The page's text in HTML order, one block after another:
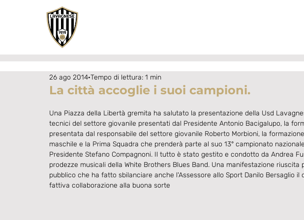
La città accoglie i suoi campioni.
26 ago 2014 Tempo di lettura: 1 min
Una Piazza della Libertà gremita ha salutato la presentazione della Usd
tecnici del settore giovanile presentati dal Presidente Antonio Bacigalupo, la
presentata dal responsabile del settore giovanile Roberto Morbioni, la
maschile e la Prima Squadra che prenderà parte al suo 13° campionato
Presidente Stefano Compagnoni. Il tutto è stato gestito e condotto da Andrea
prodezze musicali della White Brothers Blues Band. Una manifestazione riuscita
pubblico che ha fatto sbilanciare anche l'Assessore allo Sport Danilo Bersaglio
fattiva collaborazione alla buona sorte